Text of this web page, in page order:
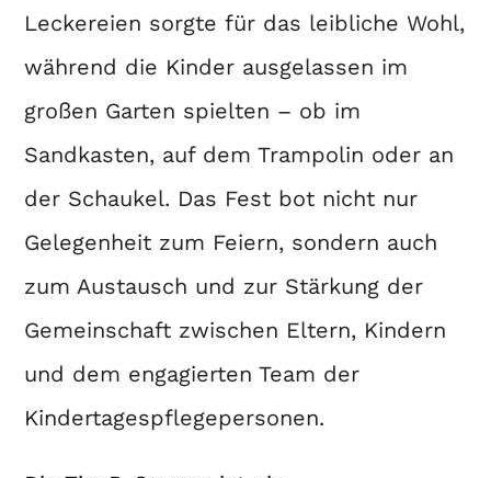
Leckereien sorgte für das leibliche Wohl,
während die Kinder ausgelassen im
großen Garten spielten – ob im
Sandkasten, auf dem Trampolin oder an
der Schaukel. Das Fest bot nicht nur
Gelegenheit zum Feiern, sondern auch
zum Austausch und zur Stärkung der
Gemeinschaft zwischen Eltern, Kindern
und dem engagierten Team der
Kindertagespflegepersonen.